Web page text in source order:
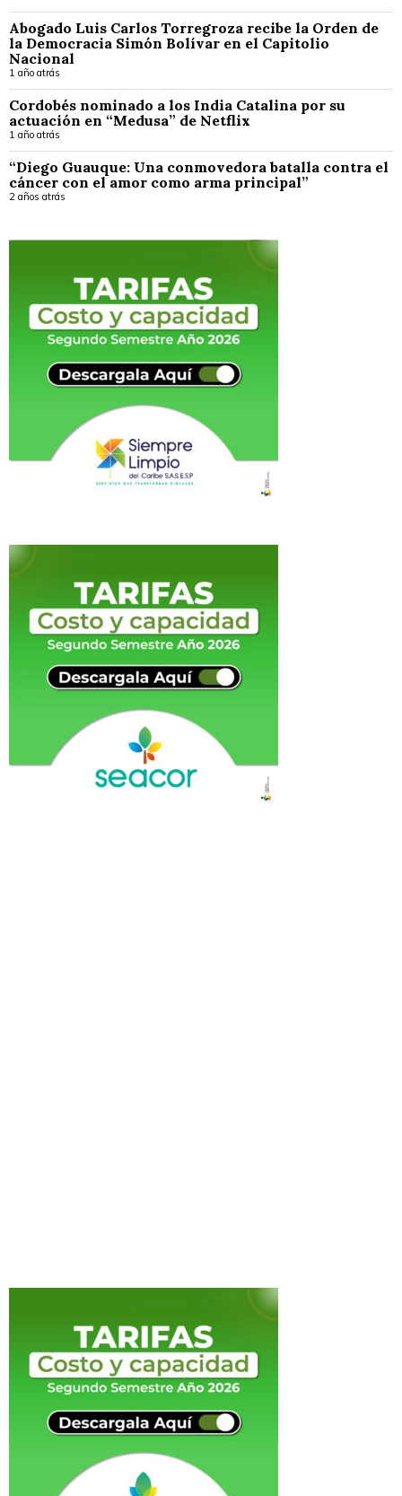
Abogado Luis Carlos Torregroza recibe la Orden de
la Democracia Simón Bolívar en el Capitolio
Nacional
1 año atrás
Cordobés nominado a los India Catalina por su
actuación en “Medusa” de Netflix
1 año atrás
“Diego Guauque: Una conmovedora batalla contra el
cáncer con el amor como arma principal”
2 años atrás